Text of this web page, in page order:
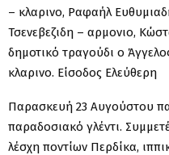
– κλαρινο, Ραφαήλ
Τσενεβεζιδη – αρμονιο,
δημοτικό τραγούδι ο
κλαρινο. Είσοδος Ελεύθερη
Παρασκευή 23 Αυγούστου
παραδοσιακό γλέντι.
λέσχη ποντίων Περδίκα,